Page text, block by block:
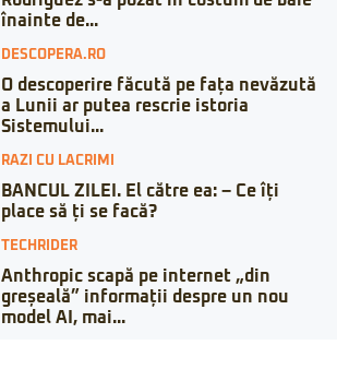
înainte de...
DESCOPERA.RO
O descoperire făcută pe fața nevăzută
a Lunii ar putea rescrie istoria
Sistemului...
RAZI CU LACRIMI
BANCUL ZILEI. El către ea: – Ce îți
place să ți se facă?
TECHRIDER
Anthropic scapă pe internet „din
greșeală” informații despre un nou
model AI, mai...